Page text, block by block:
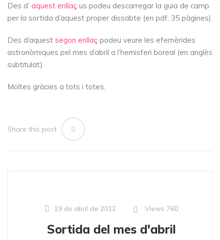
Des d’ aquest enllaç us podeu descarregar la guia de camp
per la sortida d’aquest proper dissabte (en pdf, 35 pàgines).
Des d’aquest segon enllaç podeu veure les efemèrides
astronòmiques pel mes d’abril a l’hemisferi boreal (en anglès
subtitulat)
Moltes gràcies a tots i totes.
Share this post
19 de abril de 2012 Views 760
Sortida del mes d'abril